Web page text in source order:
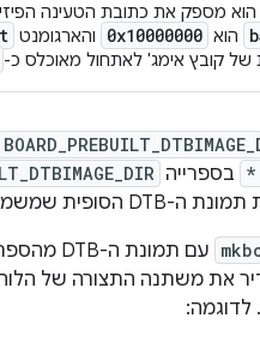
הוא 0x10000000 והארגומנט
של קובץ אימג' לאתחול מאוכלס כ-
בספרייה
עם תמונת ה-DTB מהספרייה שצוינה על ידי
את משתנה התצורה של
. לדוגמה: